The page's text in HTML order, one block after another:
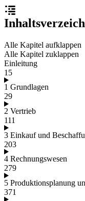
Alle Kapitel aufklappen
Alle Kapitel zuklappen
Einleitung
15
1 Grundlagen
29
2 Vertrieb
111
3 Einkauf und
203
4 Rechnungswesen
279
5 Produktionsplanung
371